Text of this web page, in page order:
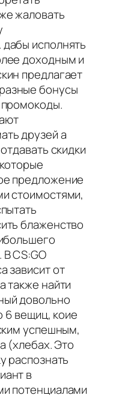
жаловать
исполнять
доходным и
предлагает
бонусы
друзей а
скидки
предложение
стоимостями,
блаженство
CS:GO
зависит от
также найти
довольно
6 вещиц, коие
успешным,
(хлебах. Это
распознать
в
потенциалами